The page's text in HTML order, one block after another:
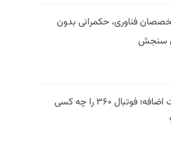
فناوری، حکمرانی بدون
سنجش
فیلتر در وقت اضافه؛ فوتبال ۳۶۰ را چه کسی